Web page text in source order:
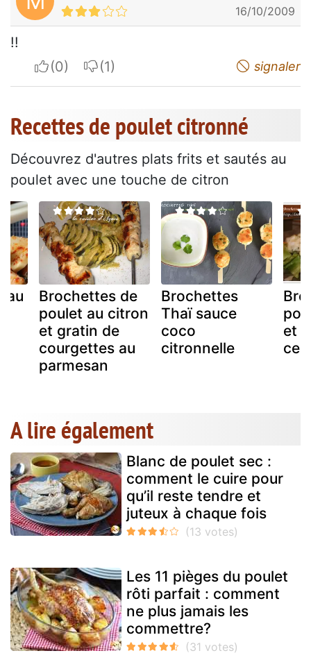
16/10/2009
!!
I apreciateI do not appreciate signaler
Recettes de poulet citronné
Découvrez d'autres plats frits et sautés au
poulet avec une touche de citron
au
Brochettes de
poulet au citron
et gratin de
courgettes au
parmesan
Brochettes
Thaï sauce
coco
citronnelle
et
A lire également
Blanc de poulet sec :
comment le cuire pour
qu’il reste tendre et
juteux à chaque fois
Les 11 pièges du poulet
rôti parfait : comment
ne plus jamais les
commettre?